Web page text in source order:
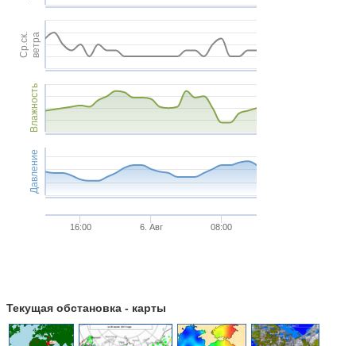
Ср.ск.ветра
Влажность
Давление
16:00 6. Авг 08:00
Текущая обстановка - карты